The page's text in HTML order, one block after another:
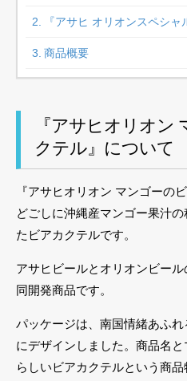
『アサヒ オリオンスペシ
商品概要
『アサヒオリオン
クテル』について
『アサヒオリオン マンゴーの
どごしに沖縄産マンゴー果汁
たビアカクテルです。
アサヒビールとオリオンビー
同開発商品です。
パッケージは、南国情緒あふ
にデザインしました。商品名
らしいビアカクテルという商